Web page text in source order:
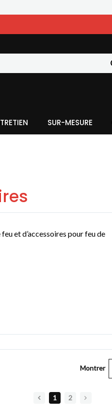
SUR-MESURE
et d’accessoires pour feu de
Montrer
1 2